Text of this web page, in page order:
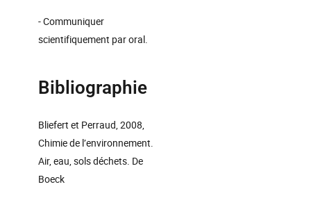
- Communiquer
scientifiquement par oral.
Bibliographie
Bliefert et Perraud, 2008,
Chimie de l’environnement.
Air, eau, sols déchets. De
Boeck